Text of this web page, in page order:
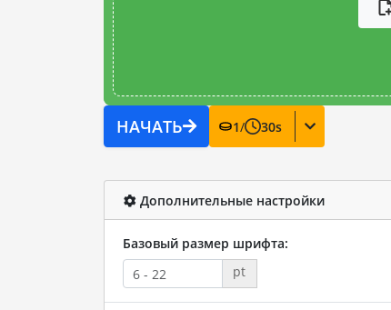
НАЧАТЬ 1/ 30s
Дополнительные настройки
Базовый размер шрифта:
pt